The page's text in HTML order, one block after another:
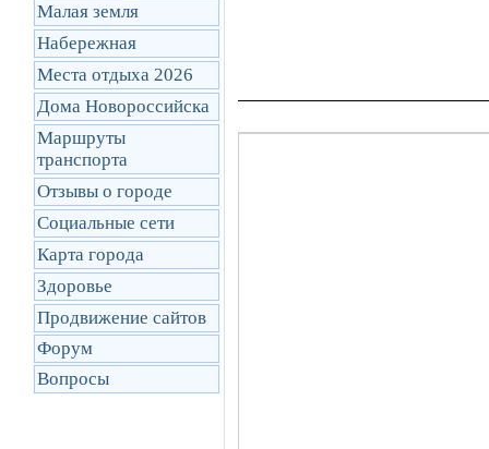
Малая земля
Набережная
Места отдыха 2026
Дома Новороссийска
Маршруты
транcпорта
Отзывы о городе
Социальные сети
Карта города
Здоровье
Продвижение сайтов
Форум
Вопросы